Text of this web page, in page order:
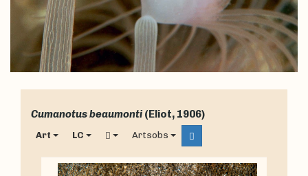
Cumanotus beaumonti (Eliot, 1906)
Art LC Artsobs